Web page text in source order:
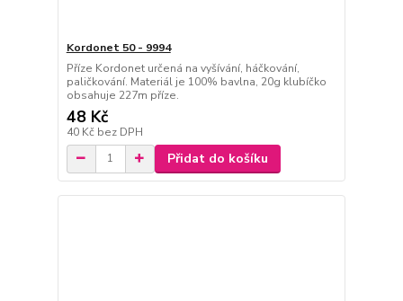
Kordonet 50 - 9994
Příze Kordonet určená na vyšívání, háčkování,
paličkování. Materiál je 100% bavlna, 20g klubíčko
obsahuje 227m příze.
48 Kč
40 Kč bez DPH
Přidat do košíku